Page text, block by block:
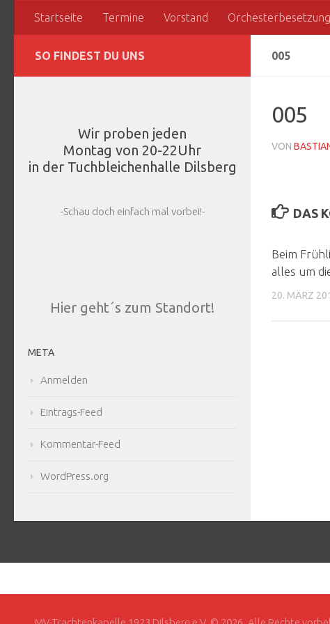
Zum Inhalt springen
Startseite Termine Vorstand Orchesterbesetzung
005
005
VON
DAS
Beim
alles um
20. MÄRZ
SO FINDEST DU UNS
Wir proben jeden
Montag von 20-22Uhr
in der Tuchbleichenhalle Dilsberg
-Schau doch einfach mal vorbei!-
Hier geht´s zum Standort!
META
Anmelden
Eintrags-Feed
Kommentar-Feed
WordPress.org